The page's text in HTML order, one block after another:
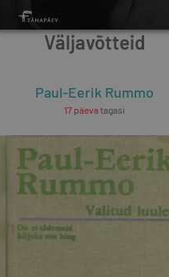
Väljavõtteid
Paul-Eerik Rummo
17 päevatagasi